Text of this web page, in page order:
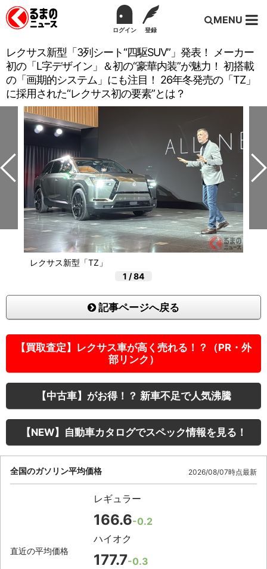
ログイン 登録
MENU
レクサス新型「3列シート“四駆SUV”」発表！ メーカー
初の「L字デザイン」＆初の“豪華内装”が魅力！ 初搭載
の「画期的システム」にも注目！ 26年冬発売の「TZ」
に採用された“レクサス初の要素”とは？
レクサス新型「TZ」
1 /84
記事ページへ戻る
【買取査定】レクサス車が高く売れる！？（PR・外
部リンク）
【中古車】がお得！？ 新車不足で人気沸騰
【NEW】自動車カタログでスペック情報を見る！
全国のガソリン平均価格 2026/08/07時点最新
直近の平均価格
レギュラー
166.6-0.2
ハイオク
177.7-0.3